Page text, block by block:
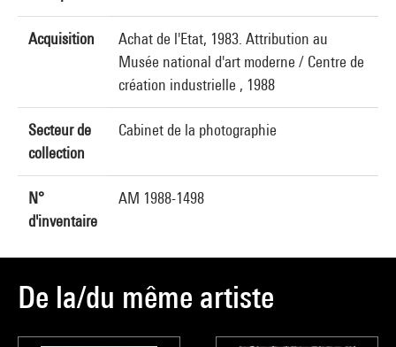
Acquisition
Achat de l'Etat, 1983. Attribution au
Musée national d'art moderne / Centre de
création industrielle , 1988
Secteur de
collection
Cabinet de la photographie
N°
d'inventaire
AM 1988-1498
De la/du même artiste